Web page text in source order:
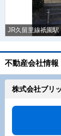
JR久留里線祇園駅
不動産会社情報
株式会社ブリ